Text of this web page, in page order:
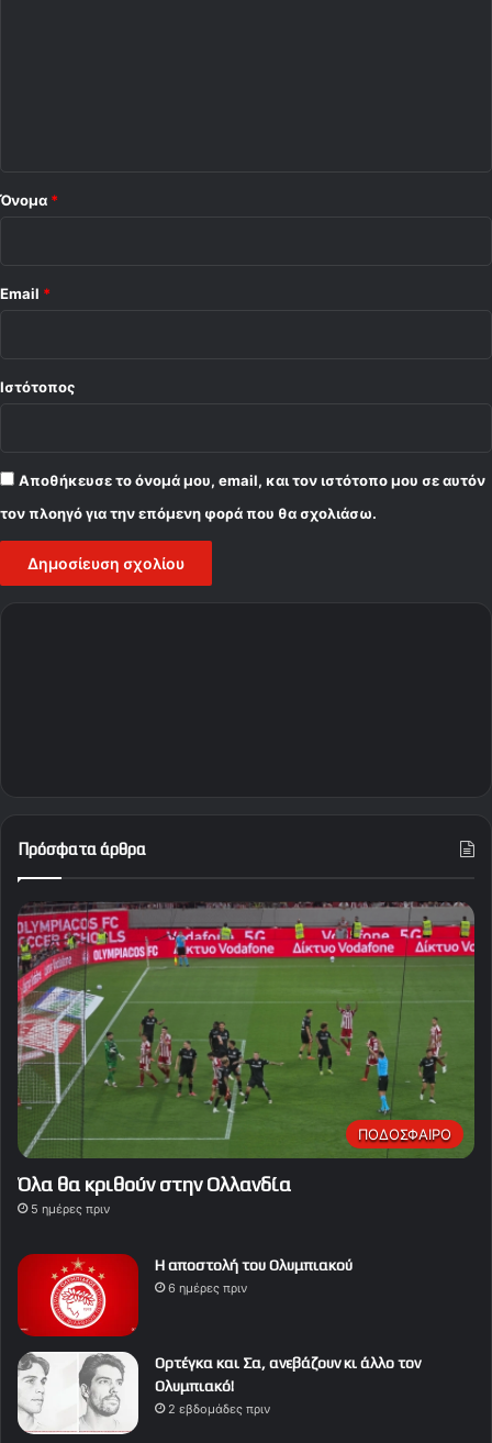
Όνομα *
Email *
Ιστότοπος
Αποθήκευσε το όνομά μου, email, και τον ιστότοπο μου σε αυτόν
τον πλοηγό για την επόμενη φορά που θα σχολιάσω.
Πρόσφατα άρθρα
ΠΟΔΟΣΦΑΙΡΟ
Όλα θα κριθούν στην Ολλανδία
5 ημέρες πριν
Η αποστολή του Ολυμπιακού
6 ημέρες πριν
Ορτέγκα και Σα, ανεβάζουν κι άλλο τον
Ολυμπιακό!
2 εβδομάδες πριν